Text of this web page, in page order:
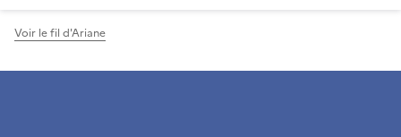
Voir le fil d'Ariane